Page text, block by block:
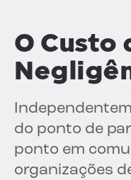
O Custo
do ponto de
ponto em
organizações